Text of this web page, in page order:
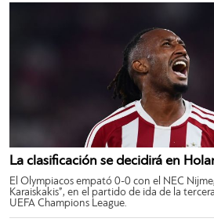
La clasificación se decidirá en
El Olympiacos empató 0-0 con el NEC
Karaiskakis”, en el partido de ida de la
UEFA Champions League.